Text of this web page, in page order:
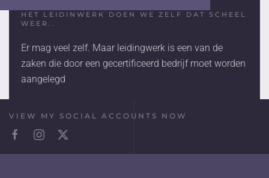
HET LEIDINWERK DOEN WE ZELF DAT SCHEEL
WEER..
Er mag veel zelf. Maar leidingwerk is een van de
zaken die door een gecertificeerd bedrijf moet worden
aangelegd
VIEW MY SOCIAL ACCOUNTS NOW